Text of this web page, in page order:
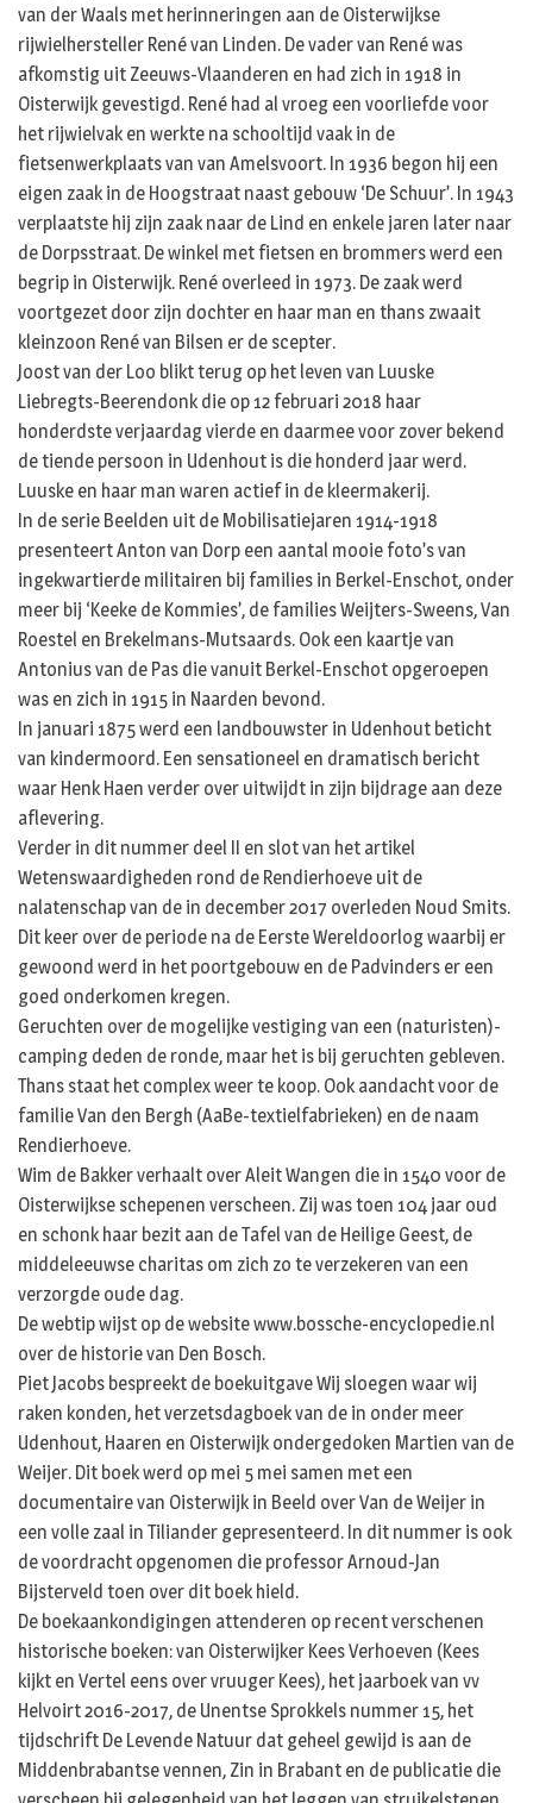
van der Waals met herinneringen aan de Oisterwijkse
rijwielhersteller René van Linden. De vader van René was
afkomstig uit Zeeuws-Vlaanderen en had zich in 1918 in
Oisterwijk gevestigd. René had al vroeg een voorliefde voor
het rijwielvak en werkte na schooltijd vaak in de
fietsenwerkplaats van van Amelsvoort. In 1936 begon hij een
eigen zaak in de Hoogstraat naast gebouw ‘De Schuur’. In 1943
verplaatste hij zijn zaak naar de Lind en enkele jaren later naar
de Dorpsstraat. De winkel met fietsen en brommers werd een
begrip in Oisterwijk. René overleed in 1973. De zaak werd
voortgezet door zijn dochter en haar man en thans zwaait
kleinzoon René van Bilsen er de scepter.
Joost van der Loo blikt terug op het leven van Luuske
Liebregts-Beerendonk die op 12 februari 2018 haar
honderdste verjaardag vierde en daarmee voor zover bekend
de tiende persoon in Udenhout is die honderd jaar werd.
Luuske en haar man waren actief in de kleermakerij.
In de serie Beelden uit de Mobilisatiejaren 1914-1918
presenteert Anton van Dorp een aantal mooie foto’s van
ingekwartierde militairen bij families in Berkel-Enschot, onder
meer bij ‘Keeke de Kommies’, de families Weijters-Sweens, Van
Roestel en Brekelmans-Mutsaards. Ook een kaartje van
Antonius van de Pas die vanuit Berkel-Enschot opgeroepen
was en zich in 1915 in Naarden bevond.
In januari 1875 werd een landbouwster in Udenhout beticht
van kindermoord. Een sensationeel en dramatisch bericht
waar Henk Haen verder over uitwijdt in zijn bijdrage aan deze
aflevering.
Verder in dit nummer deel II en slot van het artikel
Wetenswaardigheden rond de Rendierhoeve uit de
nalatenschap van de in december 2017 overleden Noud Smits.
Dit keer over de periode na de Eerste Wereldoorlog waarbij er
gewoond werd in het poortgebouw en de Padvinders er een
goed onderkomen kregen.
Geruchten over de mogelijke vestiging van een (naturisten)-
camping deden de ronde, maar het is bij geruchten gebleven.
Thans staat het complex weer te koop. Ook aandacht voor de
familie Van den Bergh (AaBe-textielfabrieken) en de naam
Rendierhoeve.
Wim de Bakker verhaalt over Aleit Wangen die in 1540 voor de
Oisterwijkse schepenen verscheen. Zij was toen 104 jaar oud
en schonk haar bezit aan de Tafel van de Heilige Geest, de
middeleeuwse charitas om zich zo te verzekeren van een
verzorgde oude dag.
De webtip wijst op de website www.bossche-encyclopedie.nl
over de historie van Den Bosch.
Piet Jacobs bespreekt de boekuitgave Wij sloegen waar wij
raken konden, het verzetsdagboek van de in onder meer
Udenhout, Haaren en Oisterwijk ondergedoken Martien van de
Weijer. Dit boek werd op mei 5 mei samen met een
documentaire van Oisterwijk in Beeld over Van de Weijer in
een volle zaal in Tiliander gepresenteerd. In dit nummer is ook
de voordracht opgenomen die professor Arnoud-Jan
Bijsterveld toen over dit boek hield.
De boekaankondigingen attenderen op recent verschenen
historische boeken: van Oisterwijker Kees Verhoeven (Kees
kijkt en Vertel eens over vruuger Kees), het jaarboek van vv
Helvoirt 2016-2017, de Unentse Sprokkels nummer 15, het
tijdschrift De Levende Natuur dat geheel gewijd is aan de
Middenbrabantse vennen, Zin in Brabant en de publicatie die